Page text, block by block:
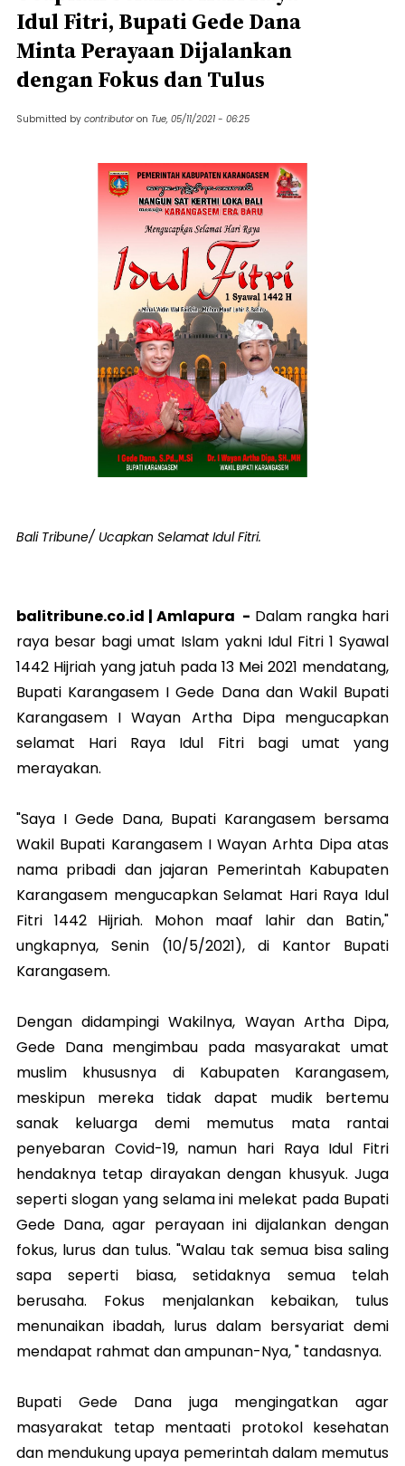
Idul Fitri, Bupati Gede Dana
Minta Perayaan Dijalankan
dengan Fokus dan Tulus
Submitted by contributor on Tue, 05/11/2021 - 06:25
Bali Tribune/ Ucapkan Selamat Idul Fitri.
balitribune.co.id | Amlapura - Dalam rangka hari
raya besar bagi umat Islam yakni Idul Fitri 1 Syawal
1442 Hijriah yang jatuh pada 13 Mei 2021 mendatang,
Bupati Karangasem I Gede Dana dan Wakil Bupati
Karangasem I Wayan Artha Dipa mengucapkan
selamat Hari Raya Idul Fitri bagi umat yang
merayakan.
"Saya I Gede Dana, Bupati Karangasem bersama
Wakil Bupati Karangasem I Wayan Arhta Dipa atas
nama pribadi dan jajaran Pemerintah Kabupaten
Karangasem mengucapkan Selamat Hari Raya Idul
Fitri 1442 Hijriah. Mohon maaf lahir dan Batin,"
ungkapnya, Senin (10/5/2021), di Kantor Bupati
Karangasem.
Dengan didampingi Wakilnya, Wayan Artha Dipa,
Gede Dana mengimbau pada masyarakat umat
muslim khususnya di Kabupaten Karangasem,
meskipun mereka tidak dapat mudik bertemu
sanak keluarga demi memutus mata rantai
penyebaran Covid-19, namun hari Raya Idul Fitri
hendaknya tetap dirayakan dengan khusyuk. Juga
seperti slogan yang selama ini melekat pada Bupati
Gede Dana, agar perayaan ini dijalankan dengan
fokus, lurus dan tulus. "Walau tak semua bisa saling
sapa seperti biasa, setidaknya semua telah
berusaha. Fokus menjalankan kebaikan, tulus
menunaikan ibadah, lurus dalam bersyariat demi
mendapat rahmat dan ampunan-Nya, " tandasnya.
Bupati Gede Dana juga mengingatkan agar
masyarakat tetap mentaati protokol kesehatan
dan mendukung upaya pemerintah dalam memutus